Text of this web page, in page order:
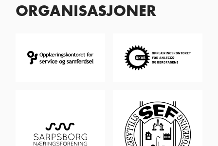
ORGANISASJONER